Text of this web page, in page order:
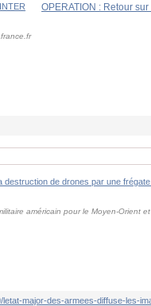
OPERATION : Retour
américain pour le Moyen-Orient
major-des-armees-diffuse-les-